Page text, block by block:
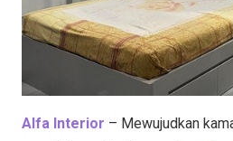
Alfa Interior – Mewujudkan